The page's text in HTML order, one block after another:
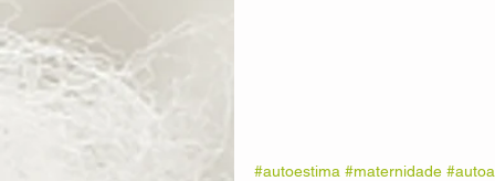
#autoestima #maternidade